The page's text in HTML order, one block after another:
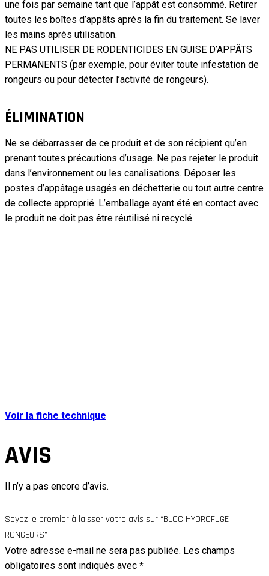
une fois par semaine tant que l’appât est consommé. Retirer
toutes les boîtes d’appâts après la fin du traitement. Se laver
les mains après utilisation.
NE PAS UTILISER DE RODENTICIDES EN GUISE D’APPÂTS
PERMANENTS (par exemple, pour éviter toute infestation de
rongeurs ou pour détecter l’activité de rongeurs).
ÉLIMINATION
Ne se débarrasser de ce produit et de son récipient qu’en
prenant toutes précautions d’usage. Ne pas rejeter le produit
dans l’environnement ou les canalisations. Déposer les
postes d’appâtage usagés en déchetterie ou tout autre centre
de collecte approprié. L’emballage ayant été en contact avec
le produit ne doit pas être réutilisé ni recyclé.
Voir la fiche technique
AVIS
Il n’y a pas encore d’avis.
Soyez le premier à laisser votre avis sur “BLOC HYDROFUGE
RONGEURS”
Votre adresse e-mail ne sera pas publiée. Les champs
obligatoires sont indiqués avec *